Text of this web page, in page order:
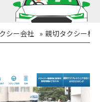
シー会社 » 親切タクシー株